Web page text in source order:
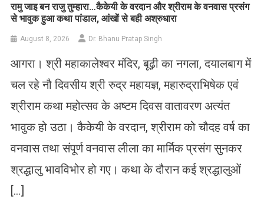
रामु जाइ बन राजु तुम्हारा…कैकेयी के वरदान और श्रीराम के वनवास प्रसंग
से भावुक हुआ कथा पांडाल, आंखों से बही अश्रुधारा
August 8, 2026 Dr. Bhanu Pratap Singh
आगरा। श्री महाकालेश्वर मंदिर, बूढ़ी का नगला, दयालबाग में
चल रहे नौ दिवसीय श्री रुद्र महायज्ञ, महारुद्राभिषेक एवं
श्रीराम कथा महोत्सव के अष्टम दिवस वातावरण अत्यंत
भावुक हो उठा। कैकेयी के वरदान, श्रीराम को चौदह वर्ष का
वनवास तथा संपूर्ण वनवास लीला का मार्मिक प्रसंग सुनकर
श्रद्धालु भावविभोर हो गए। कथा के दौरान कई श्रद्धालुओं
[…]